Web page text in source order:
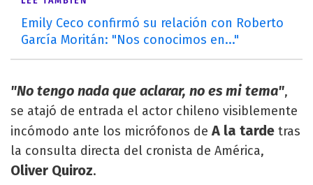
Emily Ceco confirmó su relación con Roberto
García Moritán: "Nos conocimos en..."
"No tengo nada que aclarar, no es mi tema",
se atajó de entrada el actor chileno visiblemente
incómodo ante los micrófonos de A la tarde tras
la consulta directa del cronista de América,
Oliver Quiroz.